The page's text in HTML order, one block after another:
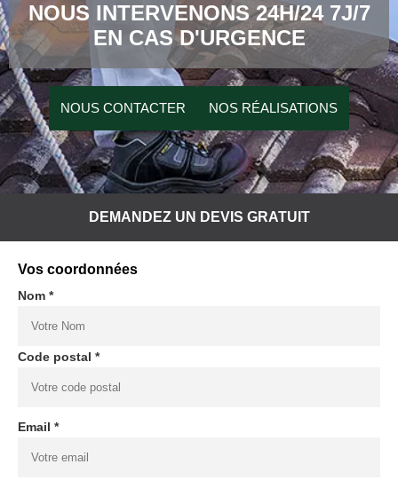
NOUS INTERVENONS 24H/24 7J/7
EN CAS D'URGENCE
NOUS CONTACTER NOS RÉALISATIONS
DEMANDEZ UN DEVIS GRATUIT
Vos coordonnées
Nom *
Code postal *
Email *